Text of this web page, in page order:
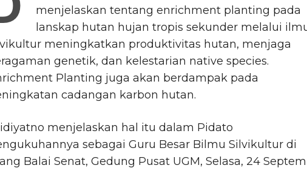
menjelaskan tentang enrichment planting pada
lanskap hutan hujan tropis sekunder melalui
meningkatkan produktivitas hutan, menjaga
genetik, dan kelestarian native species.
Planting juga akan berdampak pada
cadangan karbon hutan.
menjelaskan hal itu dalam Pidato
sebagai Guru Besar Bilmu Silvikultur di
Balai Senat, Gedung Pusat UGM, Selasa, 24